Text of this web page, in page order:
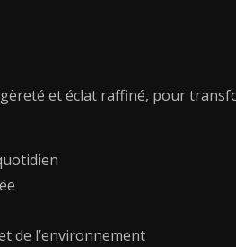
11
-
300
cm
180
et éclat raffiné, pour
de l’environnement